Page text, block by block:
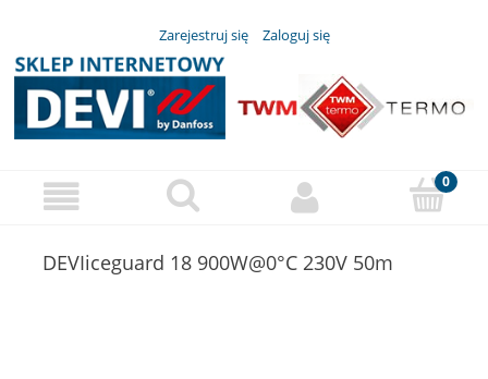
Zarejestruj się Zaloguj się
DEVIiceguard 18 900W@0°C 230V 50m